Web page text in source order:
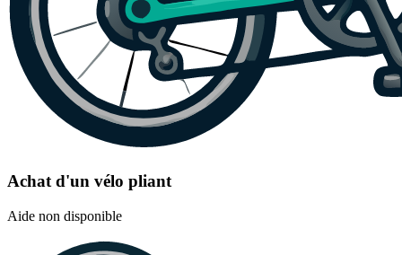
Achat d'un vélo pliant
Aide non disponible